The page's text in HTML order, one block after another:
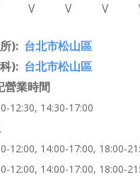
V V V
) 台北市松山區
) 台北市松山區
營業時間
12:30, 14:30-17:00
12:00, 14:00-17:00, 18:00-
12:00, 14:00-17:00, 18:00-